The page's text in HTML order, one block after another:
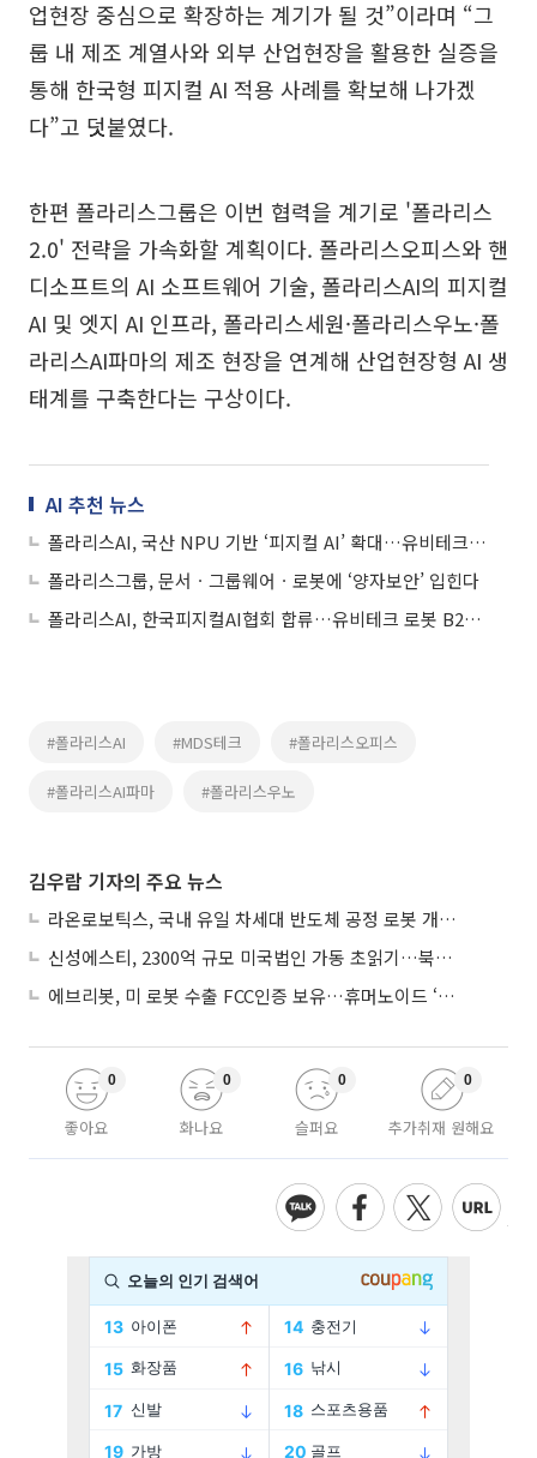
업현장 중심으로 확장하는 계기가 될 것”이라며 “그
룹 내 제조 계열사와 외부 산업현장을 활용한 실증을
통해 한국형 피지컬 AI 적용 사례를 확보해 나가겠
다”고 덧붙였다.
한편 폴라리스그룹은 이번 협력을 계기로 '폴라리스
2.0' 전략을 가속화할 계획이다. 폴라리스오피스와 핸
디소프트의 AI 소프트웨어 기술, 폴라리스AI의 피지컬
AI 및 엣지 AI 인프라, 폴라리스세원·폴라리스우노·폴
라리스AI파마의 제조 현장을 연계해 산업현장형 AI 생
태계를 구축한다는 구상이다.
AI 추천 뉴스
폴라리스AI, 국산 NPU 기반 ‘피지컬 AI’ 확대…유비테크 로봇과 결합
폴라리스그룹, 문서ㆍ그룹웨어ㆍ로봇에 ‘양자보안’ 입힌다
폴라리스AI, 한국피지컬AI협회 합류…유비테크 로봇 B2B 영업 본격 가동
#폴라리스AI #MDS테크 #폴라리스오피스
#폴라리스AI파마 #폴라리스우노
김우람 기자의 주요 뉴스
라온로보틱스, 국내 유일 차세대 반도체 공정 로봇 개발 ‘고객사 테스트 진행’
신성에스티, 2300억 규모 미국법인 가동 초읽기…북미 ESS 공략 본격화
에브리봇, 미 로봇 수출 FCC인증 보유…휴머노이드 ‘AI 두뇌’ 탑재 속도
좋아요
0
화나요
0
슬퍼요
0
추가취재 원해요
0